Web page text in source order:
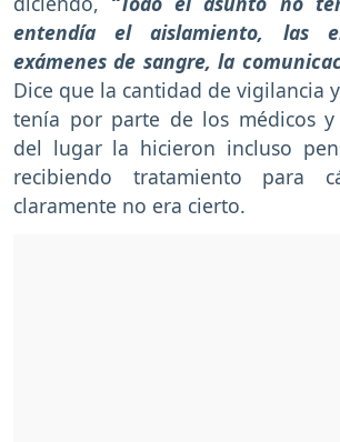
entendía el aislamiento, las
exámenes de sangre, la
Dice que la cantidad de vigilancia
tenía por parte de los médicos y
del lugar la hicieron incluso
recibiendo tratamiento para
claramente no era cierto.